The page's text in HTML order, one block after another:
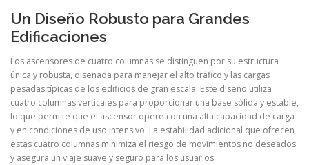
Un Diseño Robusto para Grandes
Edificaciones
Los ascensores de cuatro columnas se distinguen por su estructura
única y robusta, diseñada para manejar el alto tráfico y las cargas
pesadas típicas de los edificios de gran escala. Este diseño utiliza
cuatro columnas verticales para proporcionar una base sólida y estable,
lo que permite que el ascensor opere con una alta capacidad de carga
y en condiciones de uso intensivo. La estabilidad adicional que ofrecen
estas cuatro columnas minimiza el riesgo de movimientos no deseados
y asegura un viaje suave y seguro para los usuarios.